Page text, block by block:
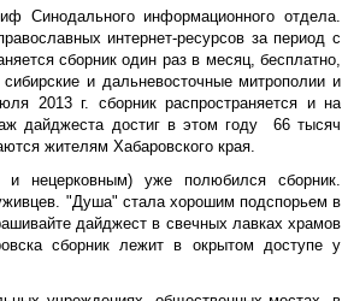
Синодального информационного отдела.
интернет-ресурсов за период с
сборник один раз в месяц, бесплатно,
и дальневосточные митрополии и
2013 г. сборник распространяется и на
дайджеста достиг в этом году 66 тысяч
жителям Хабаровского края.
нецерковным) уже полюбился сборник.
"Душа" стала хорошим подспорьем в
дайджест в свечных лавках храмов
сборник лежит в окрытом доступе у